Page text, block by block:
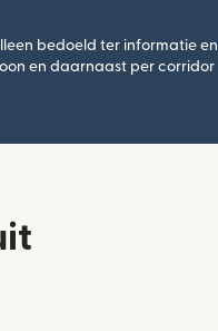
bedoeld ter informatie en
en daarnaast per corridor